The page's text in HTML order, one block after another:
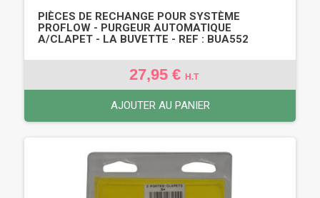
PIÈCES DE RECHANGE POUR SYSTÈME
PROFLOW - PURGEUR AUTOMATIQUE
A/CLAPET - LA BUVETTE - REF : BUA552
27,95 € H.T
AJOUTER AU PANIER